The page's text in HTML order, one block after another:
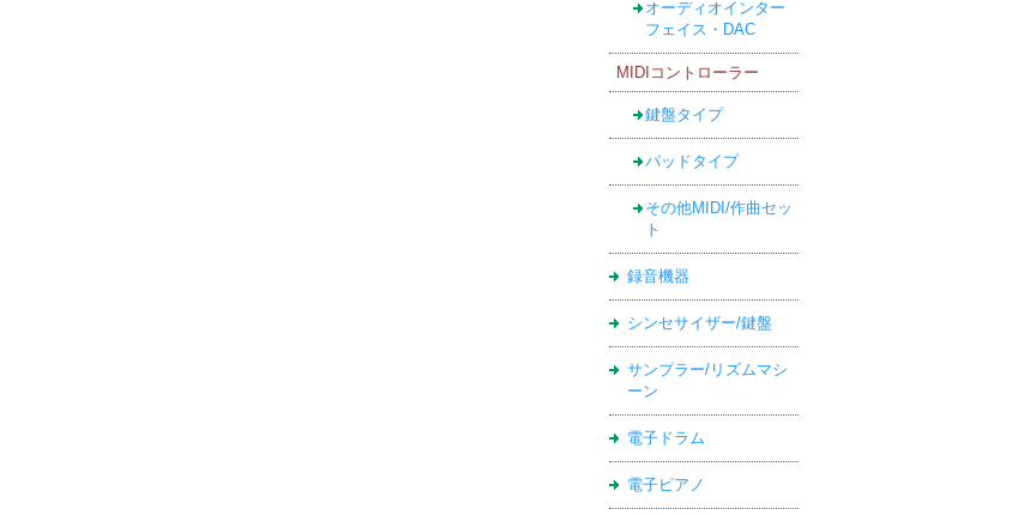
オーディオインター
フェイス・DAC
MIDIコントローラー
鍵盤タイプ
パッドタイプ
その他MIDI/作曲セッ
ト
録音機器
シンセサイザー/鍵盤
サンプラー/リズムマシ
ーン
電子ドラム
電子ピアノ